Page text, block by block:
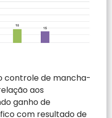
controle de mancha-
aos
ganho de
com resultado de